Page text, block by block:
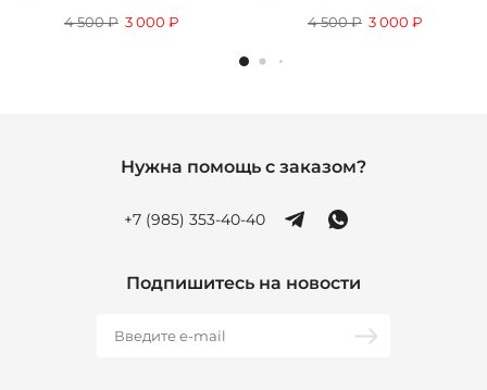
4 500 ₽ 3 000 ₽ 4 500 ₽ 3 000 ₽
Нужна помощь с заказом?
+7 (985) 353-40-40
Подпишитесь на новости